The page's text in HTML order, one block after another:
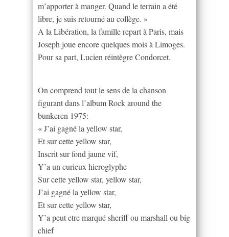
m’apporter à manger. Quand le terrain a été
libre, je suis retourné au collège. »
A la Libération, la famille repart à Paris, mais
Joseph joue encore quelques mois à Limoges.
Pour sa part, Lucien réintègre Condorcet.
On comprend tout le sens de la chanson
figurant dans l’album Rock around the
bunkeren 1975:
« J’ai gagné la yellow star,
Et sur cette yellow star,
Inscrit sur fond jaune vif,
Y’a un curieux hieroglyphe
Sur cette yellow star, yellow star,
J’ai gagné la yellow star,
Et sur cette yellow star,
Y’a peut etre marqué sheriff ou marshall ou big
chief